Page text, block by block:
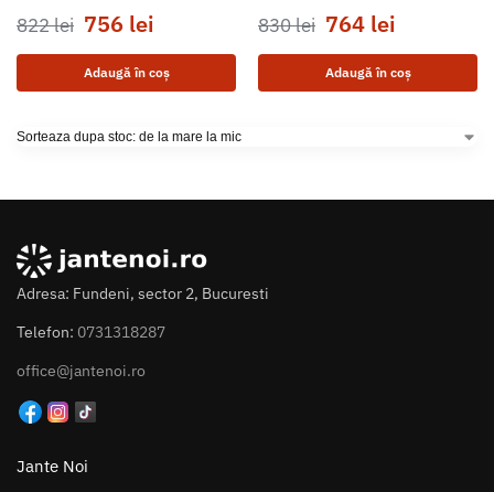
822lei 756 lei
Adaugă în coș
830lei 764 lei
Adaugă în coș
Adresa: Fundeni, sector 2, Bucuresti
Telefon: 0731318287
office@jantenoi.ro
Jante Noi